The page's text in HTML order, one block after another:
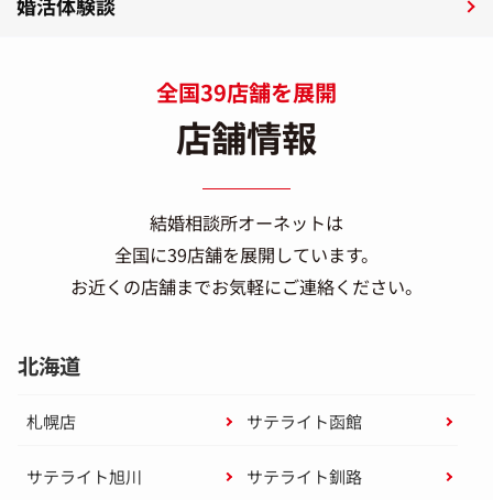
全国39店舗を展開
店舗情報
結婚相談所オーネットは
全国に39店舗を展開しています。
お近くの店舗までお気軽にご連絡ください。
北海道
札幌店 サテライト函館
サテライト旭川 サテライト釧路